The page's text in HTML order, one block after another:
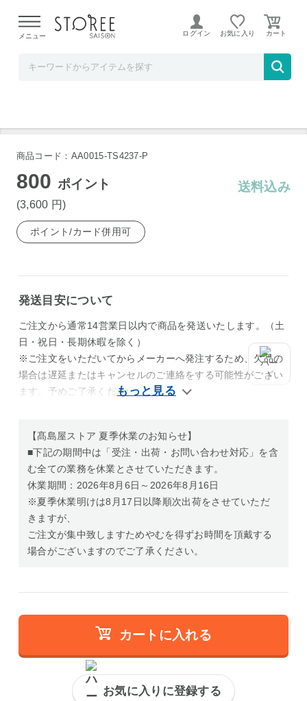
よる配送遅延が発生しております。
メニュー ログイン お気に入り
プログレード ダブルシャープナー PG-608
商品コード：AA0015-TS4237-P
800ポイント
(3,600 円)
送料込み
ポイント/カード併用可
発送目安について
ご注文から通常14営業日以内で商品を発送いたします。（土
日・祝日・長期休暇を除く）
※ご注文をいただいてからメーカーへ発注するため、欠品の
場合は遅延またはキャンセルのご連絡をする可能性がござい
ます。予めご了承ください。
【髙島屋ストア 夏季休業のお知らせ】
■下記の期間中は「受注・出荷・お問い合わせ対応」を含
む全ての業務を休業とさせていただきます。
休業期間：2026年8月6日～2026年8月16日
※夏季休業明けは8月17日以降順次出荷をさせていただ
きますが、
ご注文が集中致しますためやむを得ずお時間を頂戴する
場合がございますのでご了承ください。
カートに入れる
お気に入りに登録する